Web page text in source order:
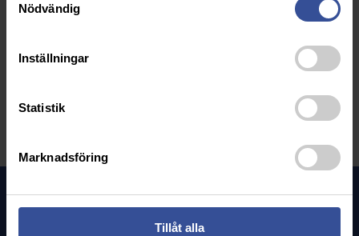
Nödvändig
Inställningar
Statistik
Marknadsföring
Tillåt alla
Kontakta oss
Tveka inte att ta kontakt med oss om du vill veta mer!